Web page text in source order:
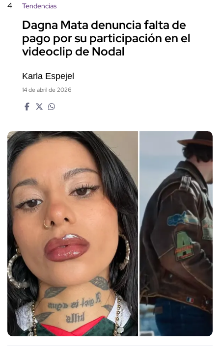
4 Tendencias
Dagna Mata denuncia falta de
pago por su participación en el
videoclip de Nodal
Karla Espejel
14 de abril de 2026